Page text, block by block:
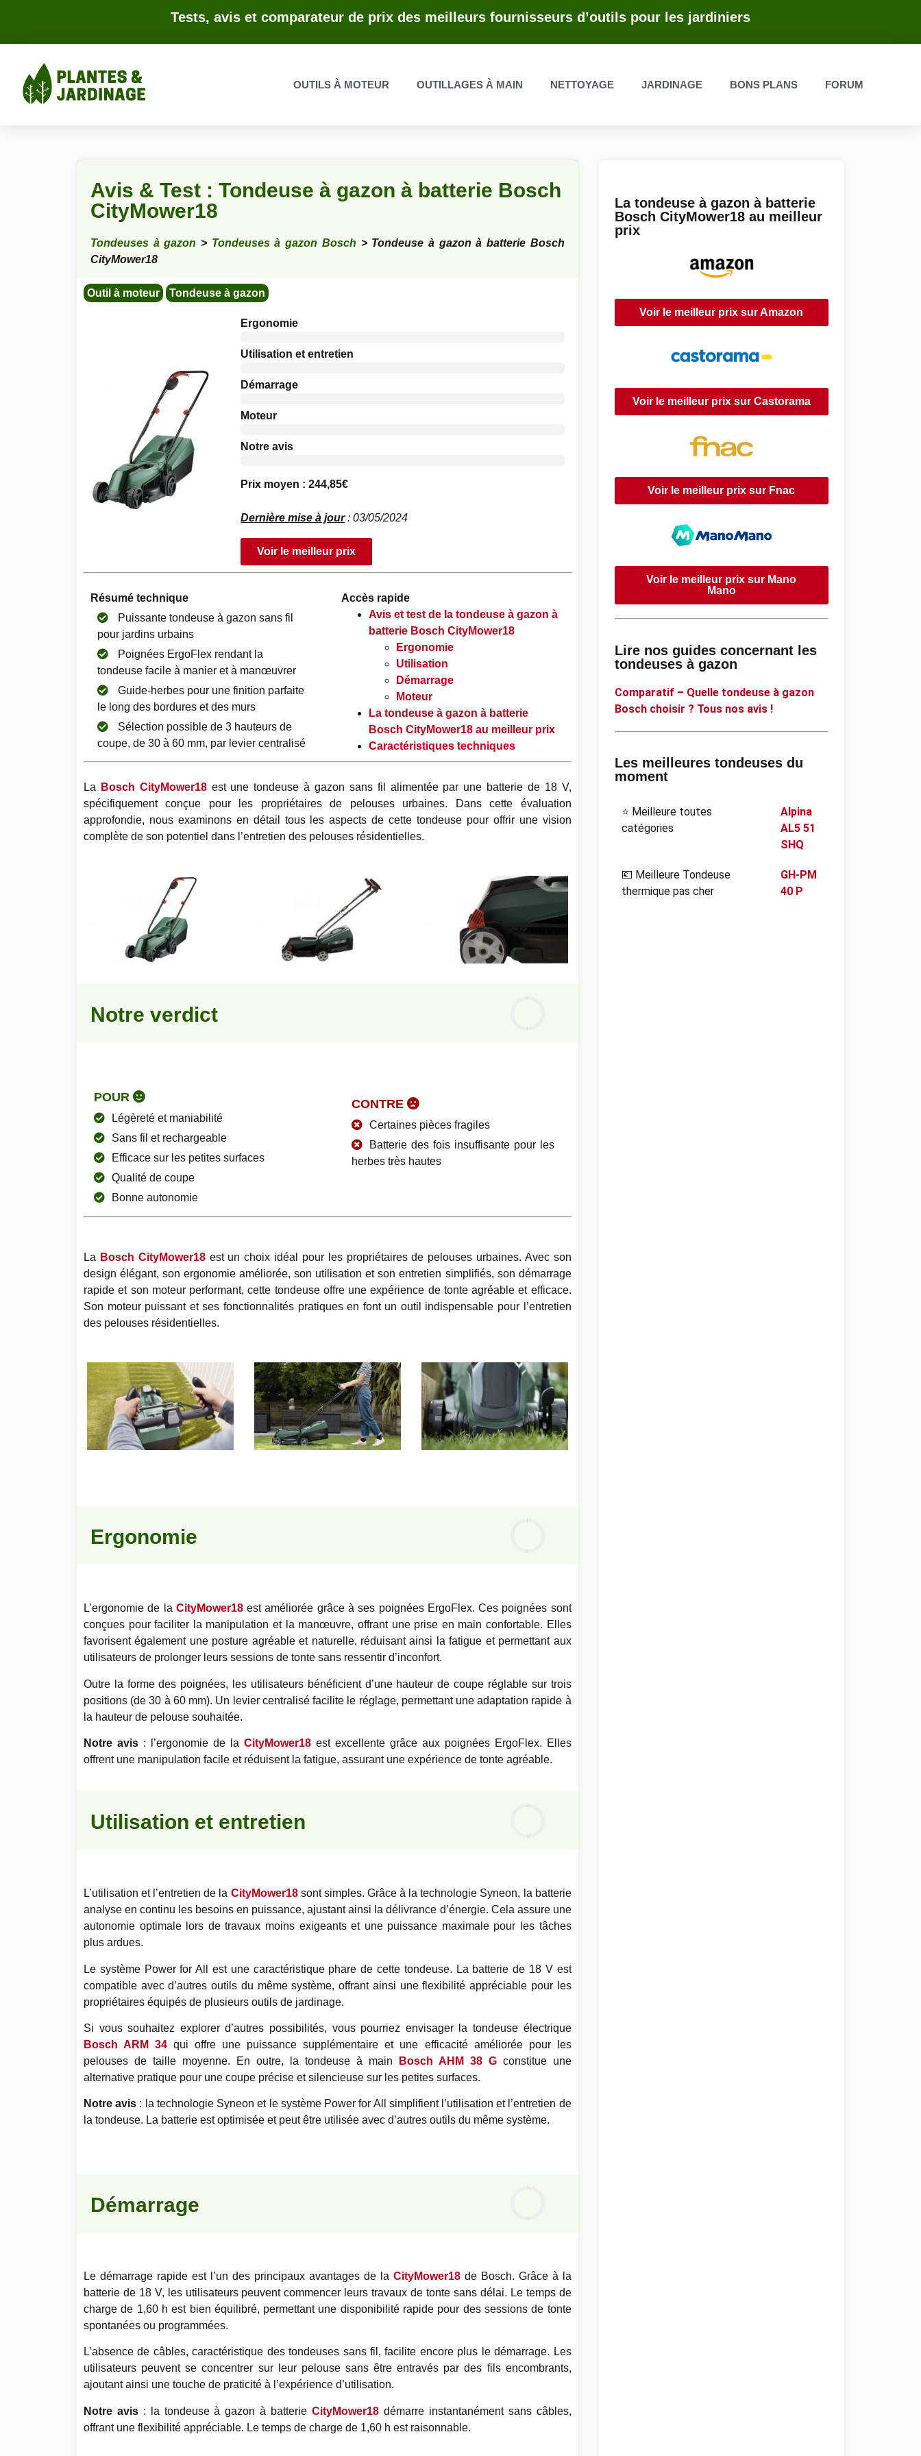
Tests, avis et comparateur de prix des meilleurs fournisseurs d’outils pour les jardiniers
OUTILS À MOTEUR OUTILLAGES À MAIN NETTOYAGE JARDINAGE BONS PLANS FORUM
Avis & Test : Tondeuse à gazon à batterie Bosch
CityMower18
Tondeuses à gazon > Tondeuses à gazon Bosch > Tondeuse à gazon à batterie Bosch
CityMower18
Outil à moteur Tondeuse à gazon
Ergonomie
Utilisation et entretien
Démarrage
Moteur
Notre avis
Prix moyen : 244,85€
Dernière mise à jour: 03/05/2024
Voir le meilleur prix
Résumé technique
Puissante tondeuse à gazon sans fil
pour jardins urbains
Poignées ErgoFlex rendant la
tondeuse facile à manier et à manœuvrer
Guide-herbes pour une finition parfaite
le long des bordures et des murs
Sélection possible de 3 hauteurs de
coupe, de 30 à 60 mm, par levier centralisé
Accès rapide
Avis et test de la tondeuse à gazon à
batterie Bosch CityMower18
Ergonomie
Utilisation
Démarrage
Moteur
La tondeuse à gazon à batterie
Bosch CityMower18 au meilleur prix
Caractéristiques techniques
La Bosch CityMower18est une tondeuse à gazon sans fil alimentée par une batterie de 18 V,
spécifiquement conçue pour les propriétaires de pelouses urbaines. Dans cette évaluation
approfondie, nous examinons en détail tous les aspects de cette tondeuse pour offrir une vision
complète de son potentiel dans l’entretien des pelouses résidentielles.
Notre verdict
avis
%
POUR
Légèreté et maniabilité
Sans fil et rechargeable
Efficace sur les petites surfaces
Qualité de coupe
Bonne autonomie
CONTRE
Certaines pièces fragiles
Batterie des fois insuffisante pour les
herbes très hautes
La Bosch CityMower18est un choix idéal pour les propriétaires de pelouses urbaines. Avec son
design élégant, son ergonomie améliorée, son utilisation et son entretien simplifiés, son démarrage
rapide et son moteur performant, cette tondeuse offre une expérience de tonte agréable et efficace.
Son moteur puissant et ses fonctionnalités pratiques en font un outil indispensable pour l’entretien
des pelouses résidentielles.
Ergonomie
avis
%
L’ergonomie de la CityMower18est améliorée grâce à ses poignées ErgoFlex. Ces poignées sont
conçues pour faciliter la manipulation et la manœuvre, offrant une prise en main confortable. Elles
favorisent également une posture agréable et naturelle, réduisant ainsi la fatigue et permettant aux
utilisateurs de prolonger leurs sessions de tonte sans ressentir d’inconfort.
Outre la forme des poignées, les utilisateurs bénéficient d’une hauteur de coupe réglable sur trois
positions (de 30 à 60 mm). Un levier centralisé facilite le réglage, permettant une adaptation rapide à
la hauteur de pelouse souhaitée.
Notre avis: l’ergonomie de la CityMower18est excellente grâce aux poignées ErgoFlex. Elles
offrent une manipulation facile et réduisent la fatigue, assurant une expérience de tonte agréable.
Utilisation et entretien
avis
%
L’utilisation et l’entretien de la CityMower18sont simples. Grâce à la technologie Syneon, la batterie
analyse en continu les besoins en puissance, ajustant ainsi la délivrance d’énergie. Cela assure une
autonomie optimale lors de travaux moins exigeants et une puissance maximale pour les tâches
plus ardues.
Le système Power for All est une caractéristique phare de cette tondeuse. La batterie de 18 V est
compatible avec d’autres outils du même système, offrant ainsi une flexibilité appréciable pour les
propriétaires équipés de plusieurs outils de jardinage.
Si vous souhaitez explorer d’autres possibilités, vous pourriez envisager la tondeuse électrique
Bosch ARM 34 qui offre une puissance supplémentaire et une efficacité améliorée pour les
pelouses de taille moyenne. En outre, la tondeuse à main
Bosch AHM 38 Gconstitue une
alternative pratique pour une coupe précise et silencieuse sur les petites surfaces.
Notre avis : la technologie Syneon et le système Power for All simplifient l’utilisation et l’entretien de
la tondeuse. La batterie est optimisée et peut être utilisée avec d’autres outils du même système.
Démarrage
avis
%
Le démarrage rapide est l’un des principaux avantages de la CityMower18de Bosch. Grâce à la
batterie de 18 V, les utilisateurs peuvent commencer leurs travaux de tonte sans délai. Le temps de
charge de 1,60 h est bien équilibré, permettant une disponibilité rapide pour des sessions de tonte
spontanées ou programmées.
L’absence de câbles, caractéristique des tondeuses sans fil, facilite encore plus le démarrage. Les
utilisateurs peuvent se concentrer sur leur pelouse sans être entravés par des fils encombrants,
ajoutant ainsi une touche de praticité à l’expérience d’utilisation.
Notre avis: la tondeuse à gazon à batterieCityMower18 démarre instantanément sans câbles,
offrant une flexibilité appréciable. Le temps de charge de 1,60 h est raisonnable.
La tondeuse à gazon à batterie
Bosch CityMower18 au meilleur
prix
Voir le meilleur prix sur Amazon
Voir le meilleur prix sur Castorama
Voir le meilleur prix sur Fnac
Voir le meilleur prix sur Mano
Mano
Lire nos guides concernant les
tondeuses à gazon
Comparatif – Quelle tondeuse à gazon
Bosch choisir ? Tous nos avis !
Les meilleures tondeuses du
moment
⭐ Meilleure toutes
catégories
Alpina
AL5 51
SHQ
💶 Meilleure Tondeuse
thermique pas cher
GH-PM
40 P